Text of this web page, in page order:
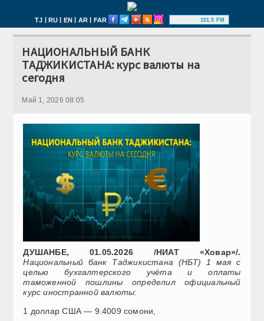
TJ | RU | EN | AR | FAR 101.5 FM
НАЦИОНАЛЬНЫЙ БАНК
ТАДЖИКИСТАНА: курс валюты на
сегодня
Май 1, 2026 08:05
ДУШАНБЕ, 01.05.2026 /НИАТ «Ховар»/.
Национальный банк Таджикистана (НБТ) 1 мая с
целью бухгалтерского учёта и оплаты
таможенной пошлины определил официальный
курс иностранной валюты:
1 доллар США — 9.4009 сомони,